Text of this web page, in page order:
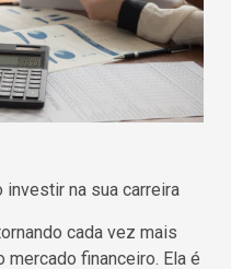
investir na sua carreira
cada vez mais
financeiro. Ela é